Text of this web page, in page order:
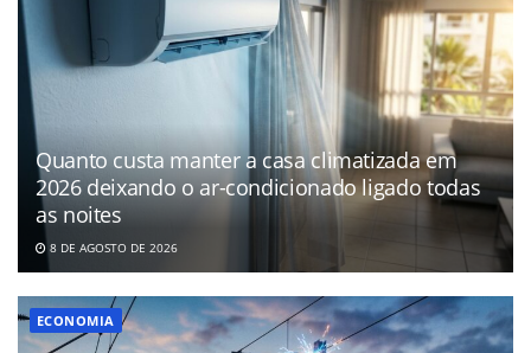
Quanto custa manter a casa climatizada em
2026 deixando o ar-condicionado ligado todas
as noites
8 DE AGOSTO DE 2026
ECONOMIA